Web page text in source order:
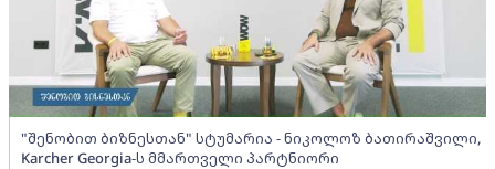
"შენობით ბიზნესთან" სტუმარია - ნიკოლოზ ბათირაშვილი,
Karcher Georgia-ს მმართველი პარტნიორი